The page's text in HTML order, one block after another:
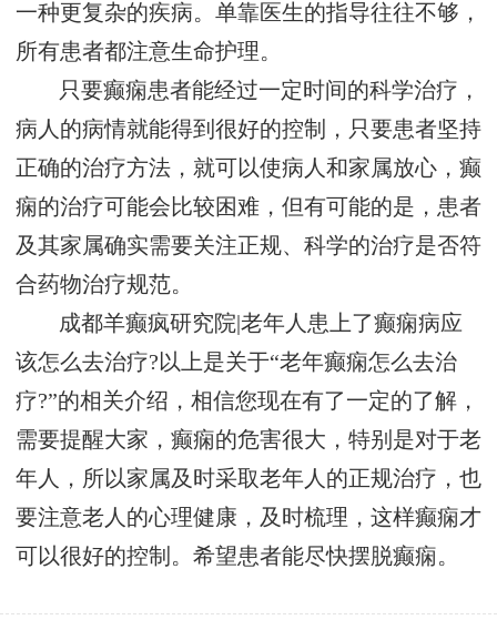
一种更复杂的疾病。单靠医生的指导往往不够，
所有患者都注意生命护理。
只要癫痫患者能经过一定时间的科学治疗，
病人的病情就能得到很好的控制，只要患者坚持
正确的治疗方法，就可以使病人和家属放心，癫
痫的治疗可能会比较困难，但有可能的是，患者
及其家属确实需要关注正规、科学的治疗是否符
合药物治疗规范。
成都羊癫疯研究院|老年人患上了癫痫病应
该怎么去治疗?以上是关于“老年癫痫怎么去治
疗?”的相关介绍，相信您现在有了一定的了解，
需要提醒大家，癫痫的危害很大，特别是对于老
年人，所以家属及时采取老年人的正规治疗，也
要注意老人的心理健康，及时梳理，这样癫痫才
可以很好的控制。希望患者能尽快摆脱癫痫。